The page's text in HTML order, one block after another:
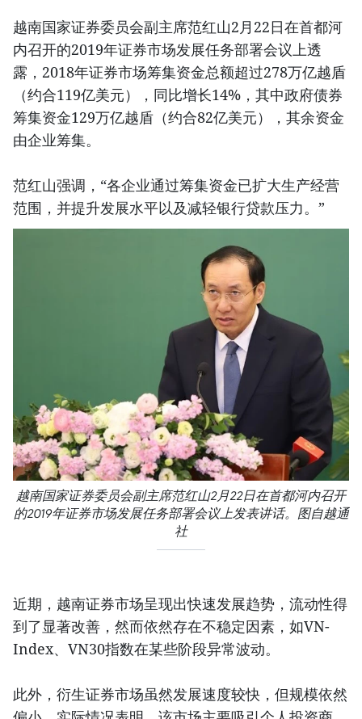
越南国家证券委员会副主席范红山2月22日在首都河
内召开的2019年证券市场发展任务部署会议上透
露，2018年证券市场筹集资金总额超过278万亿越盾
（约合119亿美元），同比增长14%，其中政府债券
筹集资金129万亿越盾（约合82亿美元），其余资金
由企业筹集。
范红山强调，“各企业通过筹集资金已扩大生产经营
范围，并提升发展水平以及减轻银行贷款压力。”
越南国家证券委员会副主席范红山2月22日在首都河内召开
的2019年证券市场发展任务部署会议上发表讲话。图自越通
社
近期，越南证券市场呈现出快速发展趋势，流动性得
到了显著改善，然而依然存在不稳定因素，如VN-
Index、VN30指数在某些阶段异常波动。
此外，衍生证券市场虽然发展速度较快，但规模依然